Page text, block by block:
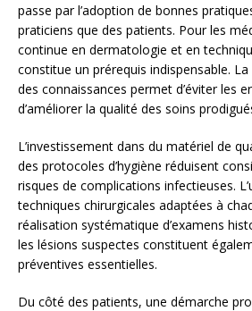
passe par l’adoption de bonnes
praticiens que des patients. Pour les
continue en dermatologie et en
constitue un prérequis indispensable.
des connaissances permet d’éviter les
d’améliorer la qualité des soins
L’investissement dans du matériel de
des protocoles d’hygiène réduisent
risques de complications infectieuses.
techniques chirurgicales adaptées à
réalisation systématique d’examens
les lésions suspectes constituent
préventives essentielles.
Du côté des patients, une démarche